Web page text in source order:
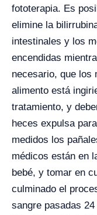
fototerapia. Es
elimine la
intestinales y los
encendidas
necesario, que los
alimento está
tratamiento, y
heces expulsa
medidos los
médicos están en
bebé, y tomar en
culminado el
sangre pasadas